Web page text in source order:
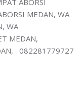
MEDAN, WA
WA
MEDAN,
082281779727
DI MEDAN
MEDAN
MEDAN